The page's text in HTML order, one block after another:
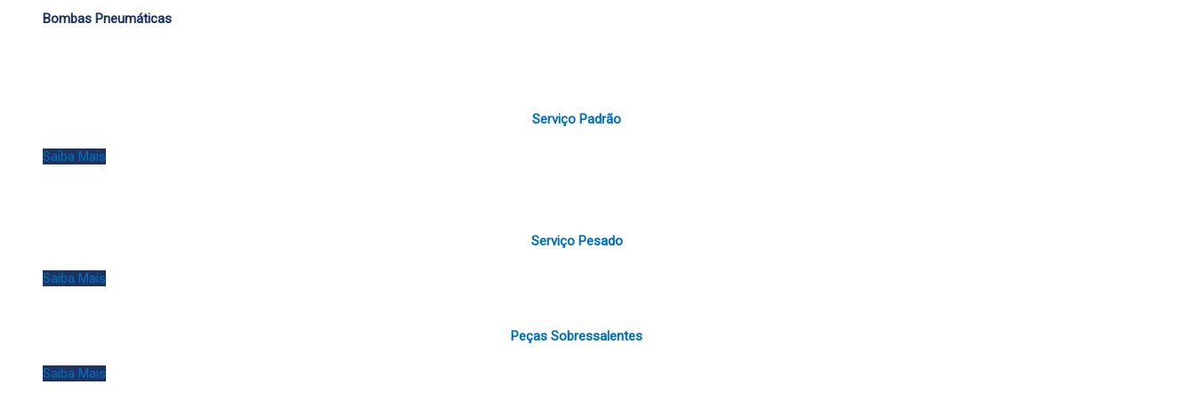
Bombas Pneumáticas
Serviço Padrão
Saiba Mais
Serviço Pesado
Saiba Mais
Peças Sobressalentes
Saiba Mais